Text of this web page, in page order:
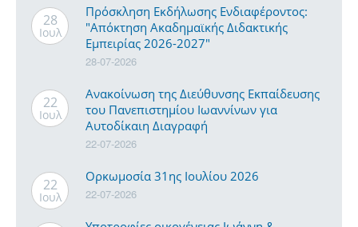
28
Ιουλ
Πρόσκληση Εκδήλωσης Ενδιαφέροντος:
"Απόκτηση Ακαδημαϊκής Διδακτικής
Εμπειρίας 2026-2027"
28-07-2026
22
Ιουλ
Ανακοίνωση της Διεύθυνσης Εκπαίδευσης
του Πανεπιστημίου Ιωαννίνων για
Αυτοδίκαιη Διαγραφή
22-07-2026
22
Ιουλ
Ορκωμοσία 31ης Ιουλίου 2026
22-07-2026